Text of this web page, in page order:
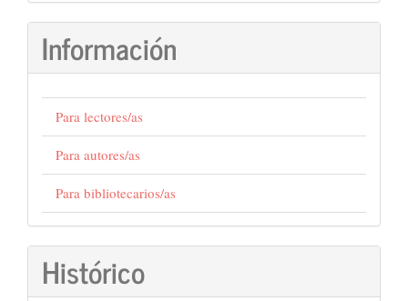
Información
Para lectores/as
Para autores/as
Para bibliotecarios/as
Histórico